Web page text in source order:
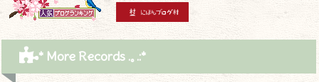
* More Records .｡.:*